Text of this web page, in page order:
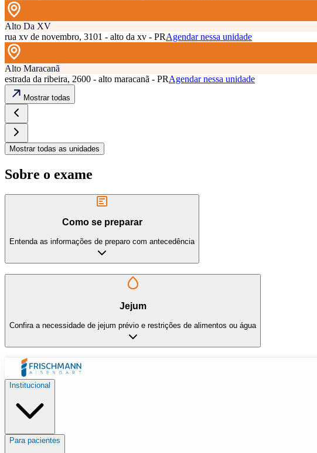
Alto Da XV
rua xv de novembro, 3101 - alto da xv - PRAgendar nessa unidade
Alto Maracanã
estrada da ribeira, 2600 - alto maracanã - PRAgendar nessa unidade
Mostrar todas
Mostrar todas as unidades
Sobre o exame
Como se preparar
Entenda as informações de preparo com antecedência
Jejum
Confira a necessidade de jejum prévio e restrições de alimentos ou água
Institucional
Para pacientes